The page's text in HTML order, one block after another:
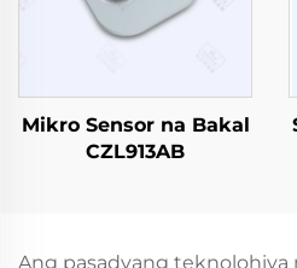
Mikro Sensor na Bakal
CZL913AB
Ang pasadyang teknolohiya